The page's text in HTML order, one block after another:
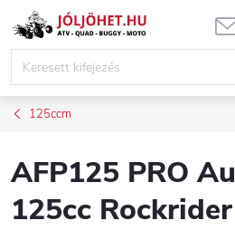
Ugrás
125ccm
AFP125 PRO
125cc